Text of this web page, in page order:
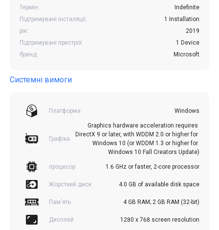
Термін:
Indefinite
Підтримувані інсталяції:
1 Installation
рік:
2019
Підтримувані пристрої:
1 Device
бренд:
Microsoft
Системні вимоги
Платформа Windows
Графіка
Graphics hardware acceleration requires
DirectX 9 or later, with WDDM 2.0 or higher for
Windows 10 (or WDDM 1.3 or higher for
Windows 10 Fall Creators Update)
процесор 1.6 GHz or faster, 2-core processor
Жорсткий диск 4.0 GB of available disk space
Пам'ять 4 GB RAM; 2 GB RAM (32-bit)
Дисплей 1280 x 768 screen resolution